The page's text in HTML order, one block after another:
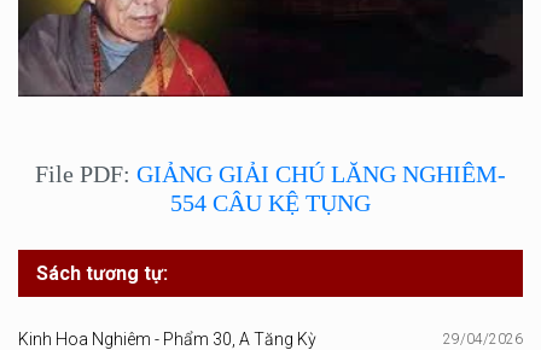
File PDF: GIẢNG GIẢI CHÚ LĂNG NGHIÊM-
554 CÂU KỆ TỤNG
Sách tương tự:
Kinh Hoa Nghiêm - Phẩm 30, A Tăng Kỳ 29/04/2026